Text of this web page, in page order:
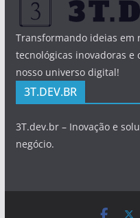
Transformando ideias em
tecnológicas inovadoras e
nosso universo digital!
3T.DEV.BR
3T.dev.br – Inovação e
negócio.